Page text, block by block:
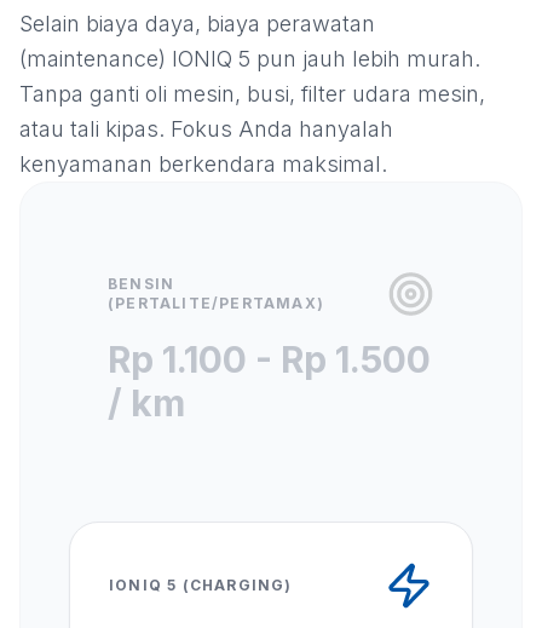
Selain biaya daya, biaya perawatan
(maintenance) IONIQ 5 pun jauh lebih murah.
Tanpa ganti oli mesin, busi, filter udara mesin,
atau tali kipas. Fokus Anda hanyalah
kenyamanan berkendara maksimal.
BENSIN
(PERTALITE/PERTAMAX)
Rp 1.100 - Rp 1.500
/ km
IONIQ 5 (CHARGING)